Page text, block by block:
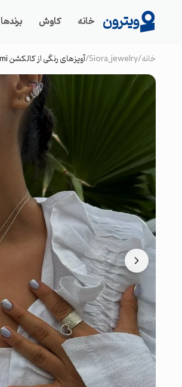
ویترون خانه کاوش برندها
خانه/
Siora_jewelry
/آويزهاى رنگی از كالكشن Lumi؛ ظرافتى ساده با